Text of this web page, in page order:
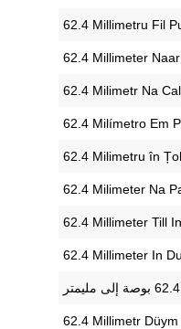
‎62.4 Millimetru Fil
‎62.4 Millimeter
‎62.4 Milimetr Na Cal
‎62.4 Milímetro Em
‎62.4 Milimetru în Țol
‎62.4 Milimeter Na
‎62.4 Millimeter Till
‎62.4 Millimeter In
‎62.4 Millimetr Düym